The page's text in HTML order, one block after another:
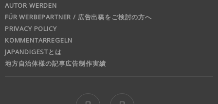
AUTOR WERDEN
FÜR WERBEPARTNER / 広告出稿をご検討の方へ
PRIVACY POLICY
KOMMENTARREGELN
JAPANDIGESTとは
地方自治体様の記事広告制作実績